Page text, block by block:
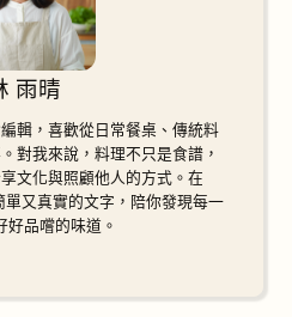
雨晴
輯，喜歡從日常餐桌、傳統料
對我來說，料理不只是食譜，
文化與照顧他人的方式。在
單又真實的文字，陪你發現每一
好品嚐的味道。